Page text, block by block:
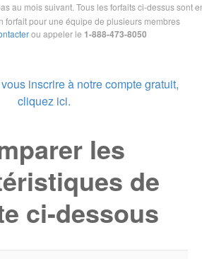
au mois suivant. Tous les forfaits ci-dessus sont
forfait pour une équipe de plusieurs membres
ou appeler le 1-888-473-8050
inscrire à notre compte gratuit,
cliquez ici.
les
de
ci-dessous